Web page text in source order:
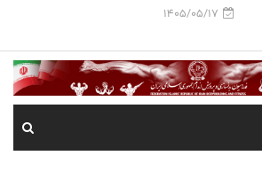
1405/05/17